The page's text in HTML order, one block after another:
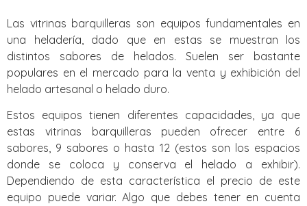
Las vitrinas barquilleras son equipos fundamentales en
una heladería, dado que en estas se muestran los
distintos sabores de helados. Suelen ser bastante
populares en el mercado para la venta y exhibición del
helado artesanal o helado duro.
Estos equipos tienen diferentes capacidades, ya que
estas vitrinas barquilleras pueden ofrecer entre 6
sabores, 9 sabores o hasta 12 (estos son los espacios
donde se coloca y conserva el helado a exhibir).
Dependiendo de esta característica el precio de este
equipo puede variar. Algo que debes tener en cuenta